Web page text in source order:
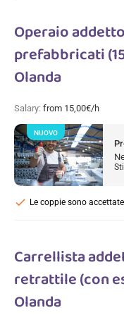
Operaio
prefabbricati
Olanda
Salary: from 15,00€/h
Le coppie sono accettate
check
NUOVO
Carrellista
retrattile (con
Olanda